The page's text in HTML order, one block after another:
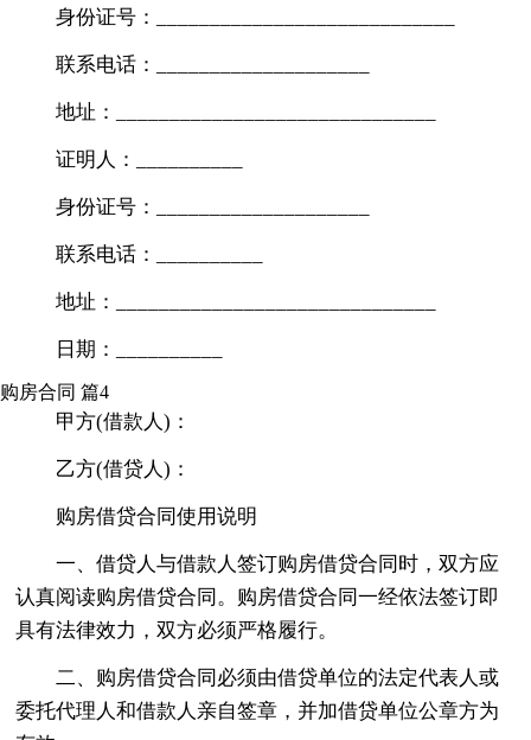
身份证号：____________________________
联系电话：____________________
地址：______________________________
证明人：__________
身份证号：____________________
联系电话：__________
地址：______________________________
日期：__________
购房合同 篇4
甲方(借款人)：
乙方(借贷人)：
购房借贷合同使用说明
一、借贷人与借款人签订购房借贷合同时，双方应
认真阅读购房借贷合同。购房借贷合同一经依法签订即
具有法律效力，双方必须严格履行。
二、购房借贷合同必须由借贷单位的法定代表人或
委托代理人和借款人亲自签章，并加借贷单位公章方为